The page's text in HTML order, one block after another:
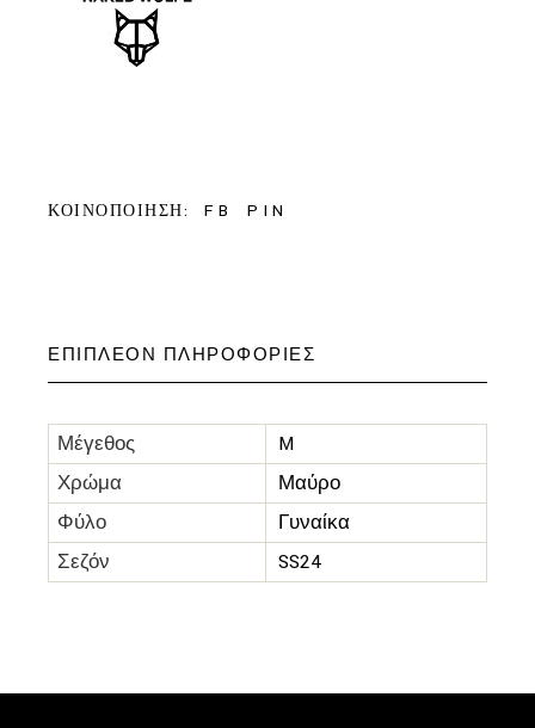
ΚΟΙΝΟΠΟΙΗΣΗ: FB PIN
ΕΠΙΠΛΈΟΝ ΠΛΗΡΟΦΟΡΊΕΣ
Μέγεθος
M
Χρώμα
Μαύρο
Φύλο
Γυναίκα
Σεζόν
SS24